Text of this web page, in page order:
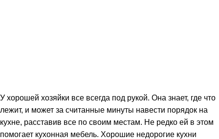
У хорошей хозяйки все всегда под рукой. Она знает, где что
лежит, и может за считанные минуты навести порядок на
кухне, расставив все по своим местам. Не редко ей в этом
помогает кухонная мебель. Хорошие недорогие кухни